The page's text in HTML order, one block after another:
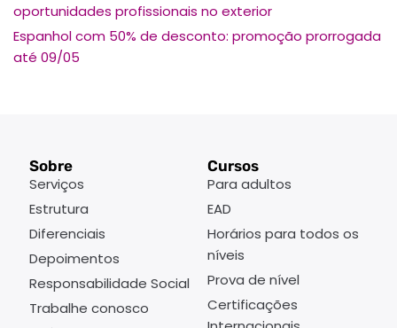
oportunidades profissionais no exterior
Espanhol com 50% de desconto: promoção prorrogada
até 09/05
Sobre
Serviços
Estrutura
Diferenciais
Depoimentos
Responsabilidade Social
Trabalhe conosco
Cursos
Para adultos
EAD
Horários para todos os
níveis
Prova de nível
Certificações